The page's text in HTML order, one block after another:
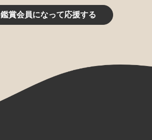
鑑賞会員になって応援する